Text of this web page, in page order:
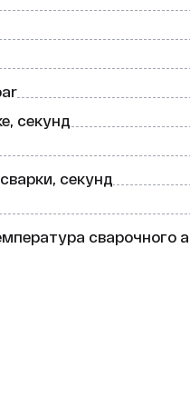
крестовины Valtec
соединение
монтажом
Настроечная рабочая
приобрести
секунд
секунд
сварочного
рабочей среды